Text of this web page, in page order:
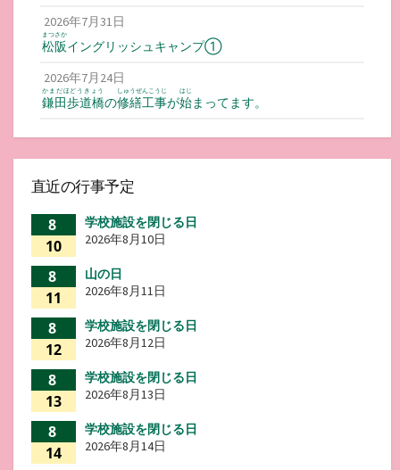
2026年7月31日
松阪
まつさか
イングリッシュキャンプ①
2026年7月24日
鎌田歩道橋
かまだほどうきょう
の修繕工事
しゅうぜんこうじ
が始
はじ
まってます。
直近の行事予定
8
10
学校施設を閉じる日
2026年8月10日
8
11
山の日
2026年8月11日
8
12
学校施設を閉じる日
2026年8月12日
8
13
学校施設を閉じる日
2026年8月13日
8
14
学校施設を閉じる日
2026年8月14日